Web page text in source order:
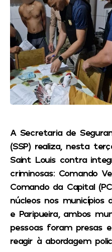
A Secretaria de
(SSP) realiza, nesta
Saint Louis contra
criminosas: Comando
Comando da Capital
núcleos nos municípios
e Paripueira, ambos
pessoas foram presas
reagir à abordagem